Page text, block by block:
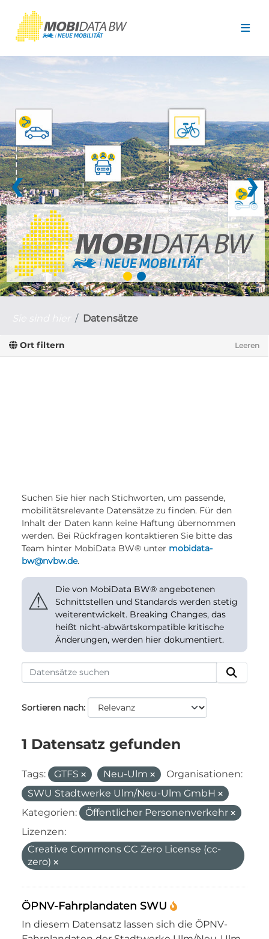
❮ ❯
Datensätze
Ort filtern Leeren
Suchen Sie hier nach Stichworten, um passende,
mobilitätsrelevante Datensätze zu finden. Für den
Inhalt der Daten kann keine Haftung übernommen
werden. Bei Rückfragen kontaktieren Sie bitte das
Team hinter MobiData BW® unter mobidata-
bw@nvbw.de.
⚠
Die von MobiData BW® angebotenen
Schnittstellen und Standards werden stetig
weiterentwickelt. Breaking Changes, das
heißt nicht-abwärtskompatible kritische
Änderungen, werden hier dokumentiert.
Sortieren nach
1 Datensatz gefunden
Tags: GTFS Neu-Ulm
Organisationen:
SWU Stadtwerke Ulm/Neu-Ulm GmbH
Kategorien:
Öffentlicher Personenverkehr
Lizenzen:
Creative Commons CC Zero License (cc-
zero)
ÖPNV-Fahrplandaten SWU
In diesem Datensatz lassen sich die ÖPNV-